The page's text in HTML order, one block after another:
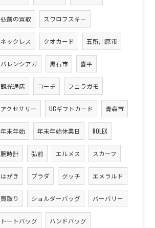
弘前の買取 スワロフスキー
ネックレス クオカード 五所川原市
バレンシアガ 黒石市 喜平
観光通店 コーチ フェラガモ
アクセサリー UCギフトカード 青森市
年末年始 年末年始休業日 ROLEX
腕時計 弘前 エルメス スカーフ
はがき プラダ グッチ エメラルド
買取り ショルダーバッグ バーバリー
トートバッグ ハンドバッグ